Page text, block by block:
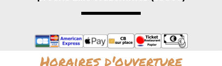
Horaires d'ouverture